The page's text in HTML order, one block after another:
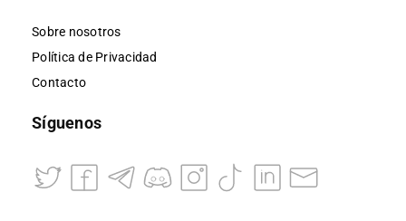
Sobre nosotros
Política de Privacidad
Contacto
Síguenos